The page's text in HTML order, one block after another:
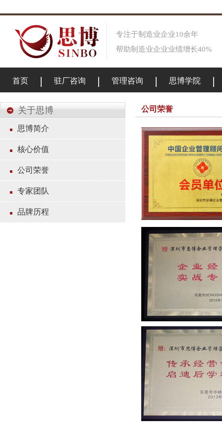
专注于制造业企业10余年
帮助制造业企业业绩增长40%
首页 驻厂咨询 管理咨询 思博学院
关于思博
思博简介
核心价值
公司荣誉
专家团队
品牌历程
公司荣誉